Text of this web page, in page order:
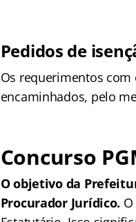
Pedidos de
Os requerimentos com
encaminhados, pelo
Concurso
O objetivo da
Procurador Jurídico.